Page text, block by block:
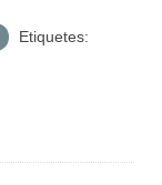
Etiquetes: